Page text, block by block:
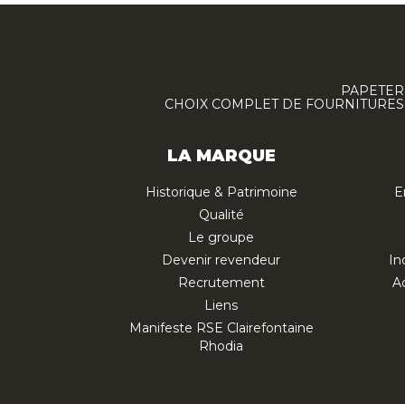
CHOIX COMPLET DE
LA MARQUE
Historique & Patrimoine
Qualité
Le groupe
Devenir revendeur
Recrutement
Liens
Manifeste RSE Clairefontaine
Rhodia